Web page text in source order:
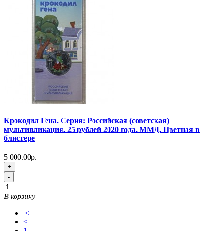
Крокодил Гена. Серия: Российская (советская)
мультипликация. 25 рублей 2020 года. ММД. Цветная в
блистере
5 000.00р.
+
-
В корзину
|<
<